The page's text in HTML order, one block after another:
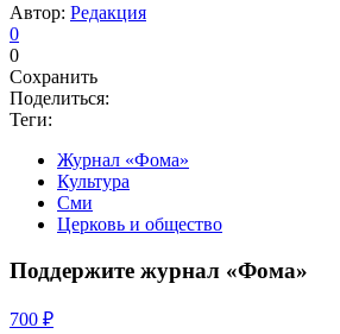
Автор: Редакция
0
0
Сохранить
Поделиться:
Теги:
Журнал «Фома»
Культура
Сми
Церковь и общество
Поддержите журнал «Фома»
700 ₽